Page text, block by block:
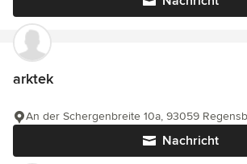
arktek
Nachricht
An der Schergenbreite 10a, 93059